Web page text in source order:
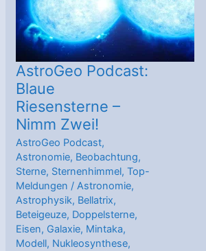
Raumzeit
zu
stark
zittert
AstroGeo Podcast:
Blaue
Riesensterne –
Nimm Zwei!
AstroGeo Podcast,
Astronomie, Beobachtung,
Sterne, Sternenhimmel,Top-
Meldungen /Astronomie,
Astrophysik, Bellatrix,
Beteigeuze, Doppelsterne,
Eisen, Galaxie, Mintaka,
Modell, Nukleosynthese,